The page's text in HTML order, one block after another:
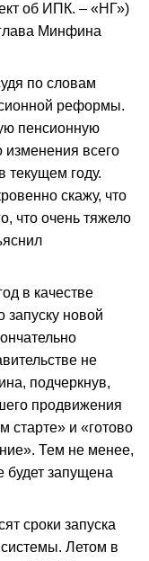
об ИПК. – «НГ»)
Минфина
по словам
реформы.
пенсионную
всего
текущем году.
скажу, что
что очень тяжело
в качестве
запуску новой
не
подчеркнув,
продвижения
старте» и «готово
Тем не менее,
запущена
сроки запуска
Летом в